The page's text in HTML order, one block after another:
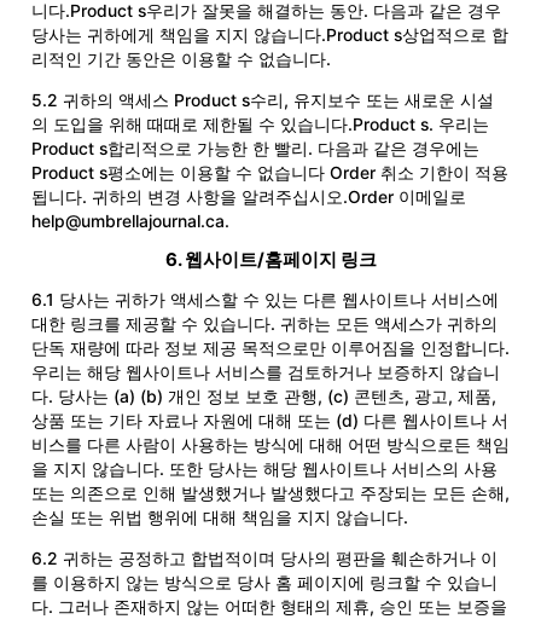
니다.Product s우리가 잘못을 해결하는 동안. 다음과 같은 경우
당사는 귀하에게 책임을 지지 않습니다.Product s상업적으로 합
리적인 기간 동안은 이용할 수 없습니다.
5.2 귀하의 액세스 Product s수리, 유지보수 또는 새로운 시설
의 도입을 위해 때때로 제한될 수 있습니다.Product s. 우리는
Product s합리적으로 가능한 한 빨리. 다음과 같은 경우에는
Product s평소에는 이용할 수 없습니다 Order 취소 기한이 적용
됩니다. 귀하의 변경 사항을 알려주십시오.Order 이메일로
help@umbrellajournal.ca.
6. 웹사이트/홈페이지 링크
6.1 당사는 귀하가 액세스할 수 있는 다른 웹사이트나 서비스에
대한 링크를 제공할 수 있습니다. 귀하는 모든 액세스가 귀하의
단독 재량에 따라 정보 제공 목적으로만 이루어짐을 인정합니다.
우리는 해당 웹사이트나 서비스를 검토하거나 보증하지 않습니
다. 당사는 (a) (b) 개인 정보 보호 관행, (c) 콘텐츠, 광고, 제품,
상품 또는 기타 자료나 자원에 대해 또는 (d) 다른 웹사이트나 서
비스를 다른 사람이 사용하는 방식에 대해 어떤 방식으로든 책임
을 지지 않습니다. 또한 당사는 해당 웹사이트나 서비스의 사용
또는 의존으로 인해 발생했거나 발생했다고 주장되는 모든 손해,
손실 또는 위법 행위에 대해 책임을 지지 않습니다.
6.2 귀하는 공정하고 합법적이며 당사의 평판을 훼손하거나 이
를 이용하지 않는 방식으로 당사 홈 페이지에 링크할 수 있습니
다. 그러나 존재하지 않는 어떠한 형태의 제휴, 승인 또는 보증을